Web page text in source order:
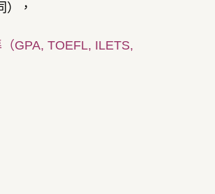
，
GPA, TOEFL, ILETS,